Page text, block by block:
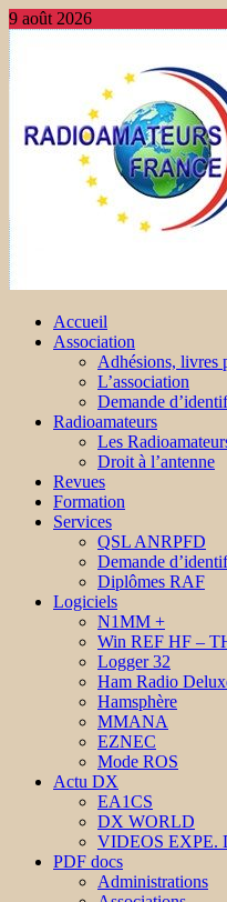
9 août 2026
Accueil
Association
Adhésions, livres
L’association
Demande
Radioamateurs
Les
Droit à l’antenne
Revues
Formation
Services
QSL ANRPFD
Demande
Diplômes RAF
Logiciels
N1MM +
Win REF HF –
Logger 32
Ham Radio
Hamsphère
MMANA
EZNEC
Mode ROS
Actu DX
EA1CS
DX WORLD
VIDEOS EXPE.
PDF docs
Administrations